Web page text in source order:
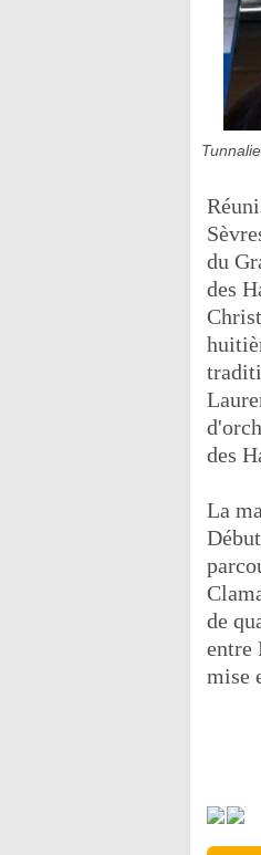
du
des
des
La
de
entre
mise